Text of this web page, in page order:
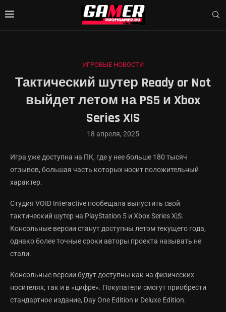
ИГРОВЫЕ НОВОСТИ
Тактический шутер Ready or Not
выйдет летом на PS5 и Xbox
Series X|S
18 апреля, 2025
Игра уже доступна на ПК, где у нее больше 180 тысяч
отзывов, большая часть которых носит положительный
характер.
Студия VOID Interactive пообещала выпустить свой
тактический шутер на PlayStation 5 и Xbox Series X|S.
Консольные версии станут доступны летом текущего года,
однако более точные сроки авторы проекта называть не
стали.
Консольные версии будут доступны как на физических
носителях, так и в «цифре». Покупатели смогут приобрести
стандартное издание, Day One Edition и Deluxe Edition.